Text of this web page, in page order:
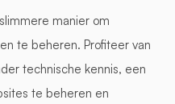
manier om
te beheren. Profiteer van
technische kennis, een
te beheren en